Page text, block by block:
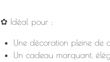
✿ Idéal pour :
Une décoration pleine de
Un cadeau marquant,